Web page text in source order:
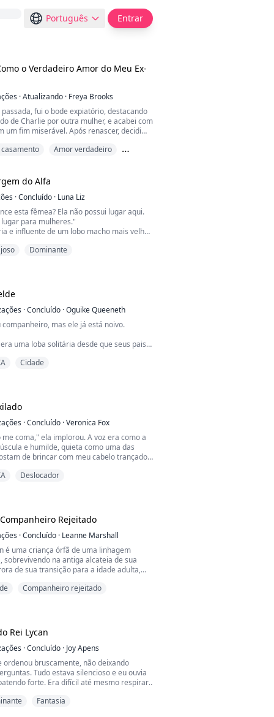
Português Entrar
o Verdadeiro Amor do Meu Ex-
·Atualizando · Freya Brooks
fui o bode expiatório, destacando
de Charlie por outra mulher, e acabei com
um fim miserável. Após renascer, decidi
da situação é um pouco estranho,
Amor verdadeiro
do Alfa
·Concluído · Luna Liz
esta fêmea? Ela não possui lugar aqui.
para mulheres."
e influente de um lobo macho mais velho
presença.
guerreiro se eleva, um lento
Dominante
·Concluído ·Oguike Queeneth
mas ele já está noivo.
uma loba solitária desde que seus pais
Alfa quando tinha dez anos. Ela foi forçada
ela foi capturada por uma Alcateia
fugia daqueles qu...
Cidade
·Concluído ·Veronica Fox
me coma," ela implorou. A voz era como a
e humilde, quieta como uma das
de brincar com meu cabelo trançado.
secas ...
Deslocador
Rejeitado
·Concluído · Leanne Marshall
é uma criança órfã de uma linhagem
sobrevivendo na antiga alcateia de sua
de sua transição para a idade adulta,
com quem será ligada para a eternidade.
Companheiro rejeitado
Rei Lycan
·Concluído · Joy Apens
ordenou bruscamente, não deixando
Tudo estava silencioso e eu ouvia
forte. Era difícil até mesmo respirar.
meu ombro, o roupão sedoso
Fantasia